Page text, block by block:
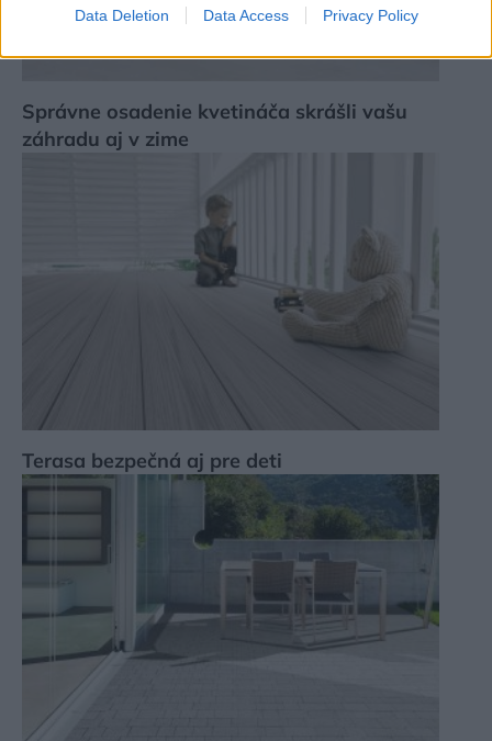
Data Deletion Data Access Privacy Policy
Správne osadenie kvetináča skrášli vašu
záhradu aj v zime
Terasa bezpečná aj pre deti